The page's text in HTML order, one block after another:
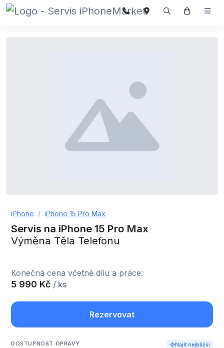
iPhone iPhone 15 Pro Max
Servis na iPhone 15 Pro Max
Výměna Těla Telefonu
Konečná cena včetně dílu a práce:
5 990 Kč / ks
Rezervovat
DOSTUPNOST OPRAVY Najít nejbližší